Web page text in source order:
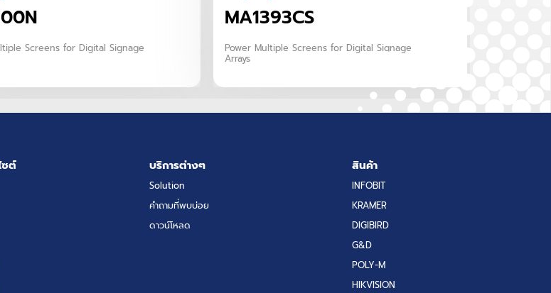
Screens for Digital Signage
MA1393CS
Power Multiple Screens for Digital Signage
Arrays
ซต์ บริการต่างๆ
Solution
คำถามที่พบบ่อย
ดาวน์โหลด
สินค้า
INFOBIT
KRAMER
DIGIBIRD
G&D
POLY-M
HIKVISION